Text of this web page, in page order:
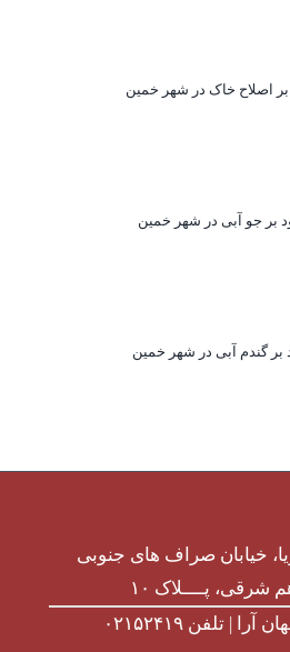
اصلاح خاک در شهر خمین
بر جو آبی در شهر خمین
بر گندم آبی در شهر خمین
خیابان صراف های جنوبی
پــــلاک ۱۰
| تلفن ۰۲۱۵۲۴۱۹